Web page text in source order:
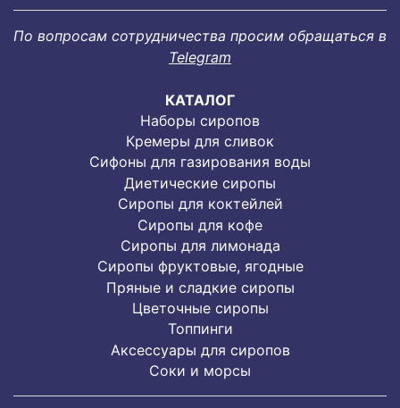
По вопросам сотрудничества просим обращаться в
Telegram
КАТАЛОГ
Наборы сиропов
Кремеры для сливок
Сифоны для газирования воды
Диетические сиропы
Сиропы для коктейлей
Сиропы для кофе
Сиропы для лимонада
Cиропы фруктовые, ягодные
Пряные и сладкие сиропы
Цветочные сиропы
Топпинги
Аксессуары для сиропов
Соки и морсы